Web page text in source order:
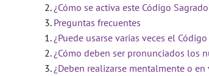
¿Cómo se activa este Código
Preguntas frecuentes
¿Puede usarse varias veces el
¿Cómo deben ser pronunciados los
¿Deben realizarse mentalmente o en